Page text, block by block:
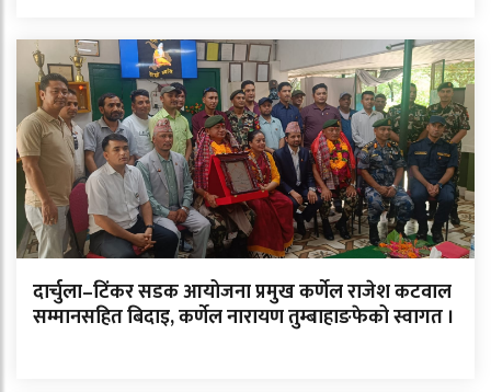
दार्चुला–टिंकर सडक आयोजना प्रमुख कर्णेल राजेश कटवाल
सम्मानसहित बिदाइ, कर्णेल नारायण तुम्बाहाङफेको स्वागत ।